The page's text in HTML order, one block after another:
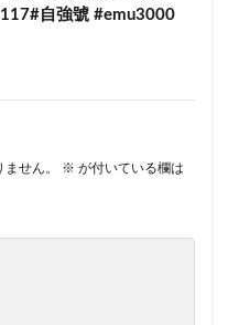
自強號 #emu3000
せん。 ※ が付いている欄は